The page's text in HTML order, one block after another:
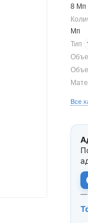
8 Мп
Мп
Тип
Все
—